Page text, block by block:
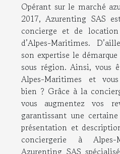
Opérant sur le marché
2017, Azurenting SAS
concierge et de
d’Alpes-Maritimes.
son expertise le
sous région. Ainsi, vous
Alpes-Maritimes et
bien ? Grâce à la
vous augmentez vos
garantissant une
présentation et
conciergerie à
Azurenting SAS